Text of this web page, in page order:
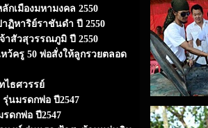
กเมืองมหามงคล 2550
ฏิหาริย์ราชันดำ ปี 2550
าสัวสุวรรณภูมิ ปี 2550
ว้ครู 50 พ่อสั่งให้ลูกรวยตลอด
ไธศวรรย์
นมรดกพ่อ ปี2547
ดกพ่อ ปี2547